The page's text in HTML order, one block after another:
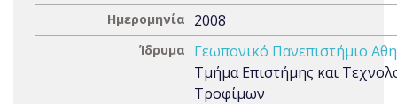
Ημερομηνία 2008
Ίδρυμα
Γεωπονικό Πανεπιστήμιο
Τμήμα Επιστήμης και
Τροφίμων